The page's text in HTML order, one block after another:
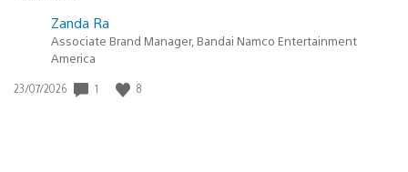
Zanda Ra
Associate Brand Manager, Bandai Namco Entertainment
America
Fecha
23/07/2026 1 8